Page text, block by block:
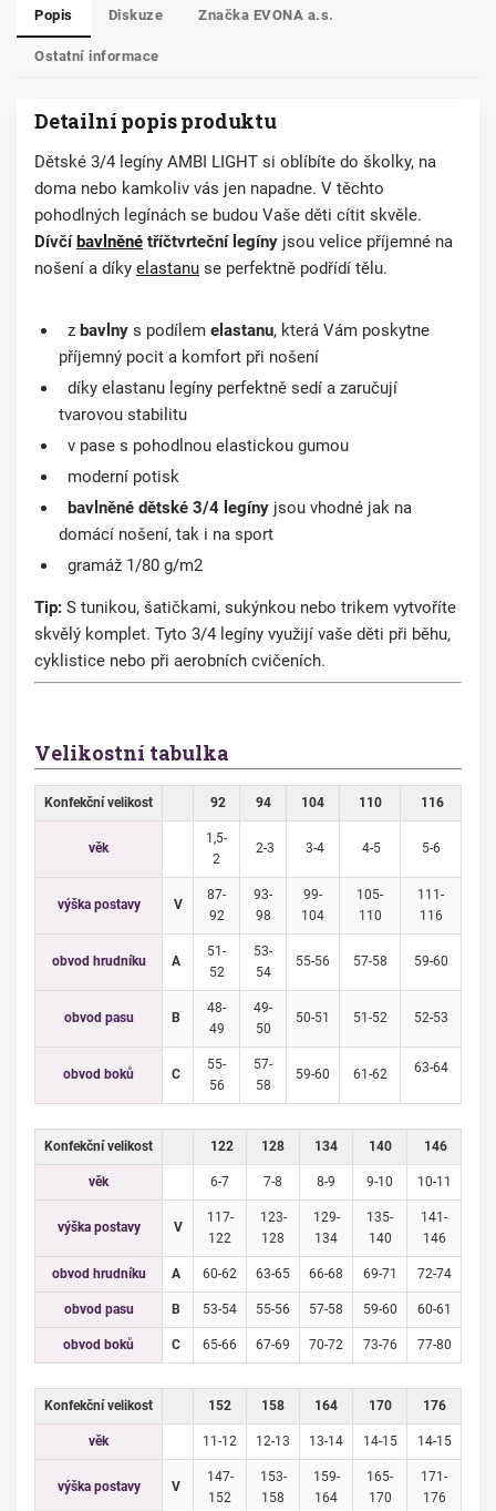
Popis Diskuze Značka EVONA a.s.
Ostatní informace
Detailní popis produktu
Dětské 3/4 legíny AMBI LIGHT si oblíbíte do školky, na
doma nebo kamkoliv vás jen napadne. V těchto
pohodlných legínách se budou Vaše děti cítit skvěle.
Dívčíbavlněné tříčtvrteční legíny jsou velice příjemné na
nošení a díky elastanu se perfektně podřídí tělu.
z bavlny s podílem elastanu, která Vám poskytne
příjemný pocit a komfort při nošení
díky elastanu legíny perfektně sedí a zaručují
tvarovou stabilitu
v pase s pohodlnou elastickou gumou
moderní potisk
bavlněné dětské 3/4 legíny jsou vhodné jak na
domácí nošení, tak i na sport
gramáž 1/80 g/m2
Tip: S tunikou, šatičkami, sukýnkou nebo trikem vytvoříte
skvělý komplet. Tyto 3/4 legíny využijí vaše děti při běhu,
cyklistice nebo při aerobních cvičeních.
Velikostní tabulka
Konfekční velikost 92 94 104 110 116
věk
1,5-
2
2-3 3-4 4-5 5-6
výška postavy V
87-
92
93-
98
99-
104
105-
110
111-
116
obvod hrudníku A
51-
52
53-
54
55-56 57-58 59-60
obvod pasu B
48-
49
49-
50
50-51 51-52 52-53
obvod boků C
55-
56
57-
58
59-60 61-62 63-64
Konfekční velikost 122 128 134 140 146
věk 6-7 7-8 8-9 9-10 10-11
výška postavy V
117-
122
123-
128
129-
134
135-
140
141-
146
obvod hrudníku A 60-62 63-65 66-68 69-71 72-74
obvod pasu B 53-54 55-56 57-58 59-60 60-61
obvod boků C 65-66 67-69 70-72 73-76 77-80
Konfekční velikost 152 158 164 170 176
věk 11-12 12-13 13-14 14-15 14-15
výška postavy V
147-
152
153-
158
159-
164
165-
170
171-
176